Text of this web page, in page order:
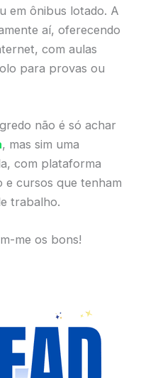
em ônibus lotado. A
aí, oferecendo
com aulas
para provas ou
não é só achar
, mas sim uma
com plataforma
e cursos que tenham
trabalho.
me os bons!